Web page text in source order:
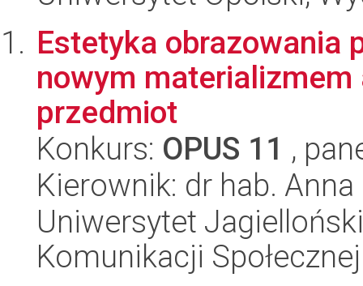
Estetyka obrazowania
nowym
przedmiot
Konkurs: OPUS 11 ,
Kierownik: dr hab.
Uniwersytet
Komunikacji Społecznej